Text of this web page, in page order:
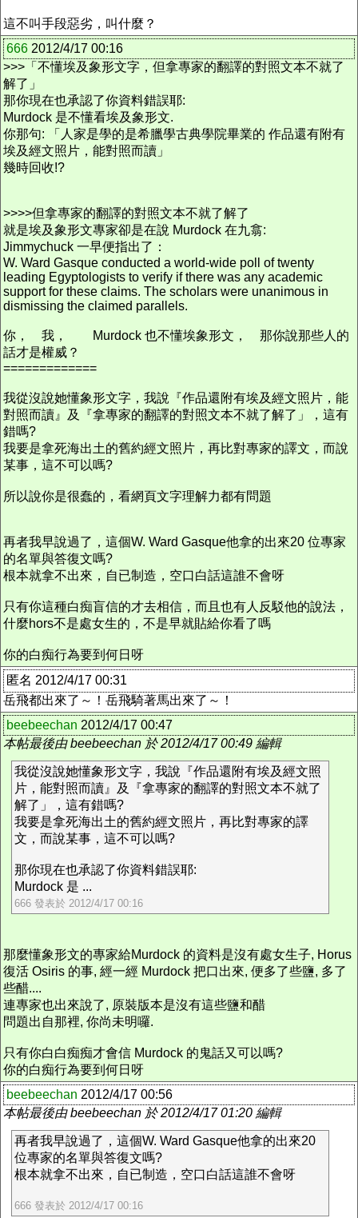
這不叫手段惡劣，叫什麼？
666 2012/4/17 00:16
>>>「不懂埃及象形文字，但拿專家的翻譯的對照文本不就了
解了」
那你現在也承認了你資料錯誤耶:
Murdock 是不懂看埃及象形文.
你那句: 「人家是學的是希臘學古典學院畢業的 作品還有附有
埃及經文照片，能對照而讀」
幾時回收!?
>>>>但拿專家的翻譯的對照文本不就了解了
就是埃及象形文專家卻是在說 Murdock 在九翕:
Jimmychuck 一早便指出了：
W. Ward Gasque conducted a world-wide poll of twenty
leading Egyptologists to verify if there was any academic
support for these claims. The scholars were unanimous in
dismissing the claimed parallels.
你， 我， Murdock 也不懂埃象形文， 那你說那些人的
話才是權威？
=============
我從沒說她懂象形文字，我說『作品還附有埃及經文照片，能
對照而讀』及『拿專家的翻譯的對照文本不就了解了」，這有
錯嗎?
我要是拿死海出土的舊約經文照片，再比對專家的譯文，而說
某事，這不可以嗎?
所以說你是很蠢的，看網頁文字理解力都有問題
再者我早說過了，這個W. Ward Gasque他拿的出來20 位專家
的名單與答復文嗎?
根本就拿不出來，自已制造，空口白話這誰不會呀
只有你這種白痴盲信的才去相信，而且也有人反駁他的說法，
什麼hors不是處女生的，不是早就貼給你看了嗎
你的白痴行為要到何日呀
匿名 2012/4/17 00:31
岳飛都出來了～！岳飛騎著馬出來了～！
beebeechan 2012/4/17 00:47
本帖最後由 beebeechan 於 2012/4/17 00:49 編輯
我從沒說她懂象形文字，我說『作品還附有埃及經文照
片，能對照而讀』及『拿專家的翻譯的對照文本不就了
解了」，這有錯嗎?
我要是拿死海出土的舊約經文照片，再比對專家的譯
文，而說某事，這不可以嗎?
那你現在也承認了你資料錯誤耶:
Murdock 是 ...
666 發表於 2012/4/17 00:16
那麼懂象形文的專家給Murdock 的資料是沒有處女生子, Horus
復活 Osiris 的事, 經一經 Murdock 把口出來, 便多了些鹽, 多了
些醋....
連專家也出來說了, 原裝版本是沒有這些鹽和醋
問題出自那裡, 你尚未明囉.
只有你白白痴痴才會信 Murdock 的鬼話又可以嗎?
你的白痴行為要到何日呀
beebeechan 2012/4/17 00:56
本帖最後由 beebeechan 於 2012/4/17 01:20 編輯
再者我早說過了，這個W. Ward Gasque他拿的出來20
位專家的名單與答復文嗎?
根本就拿不出來，自已制造，空口白話這誰不會呀
666 發表於 2012/4/17 00:16